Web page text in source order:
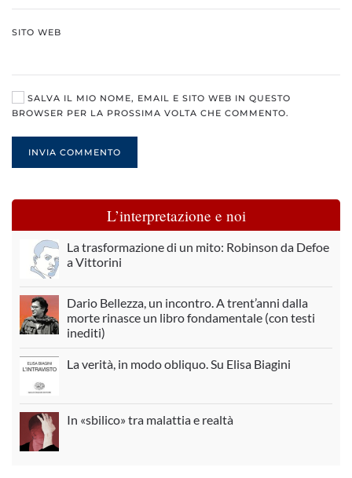
SITO WEB
SALVA IL MIO NOME, EMAIL E SITO WEB IN QUESTO
BROWSER PER LA PROSSIMA VOLTA CHE COMMENTO.
INVIA COMMENTO
L’interpretazione e noi
La trasformazione di un mito: Robinson da Defoe
a Vittorini
Dario Bellezza, un incontro. A trent’anni dalla
morte rinasce un libro fondamentale (con testi
inediti)
La verità, in modo obliquo. Su Elisa Biagini
In «sbilico» tra malattia e realtà